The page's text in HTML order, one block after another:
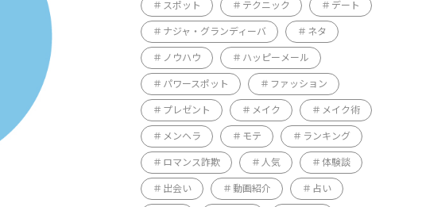
スポット テクニック デート
ナジャ・グランディーバ ネタ
ノウハウ ハッピーメール
パワースポット ファッション
プレゼント メイク メイク術
メンヘラ モテ ランキング
ロマンス詐欺 人気 体験談
出会い 動画紹介 占い